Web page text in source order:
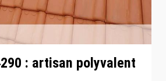
: artisan polyvalent